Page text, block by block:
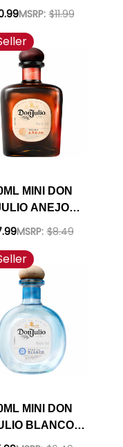
TEQUILA
MSRP: $11.99
MINI DON
ANEJO
TEQUILA
MSRP: $8.49
MINI DON
BLANCO
TEQUILA